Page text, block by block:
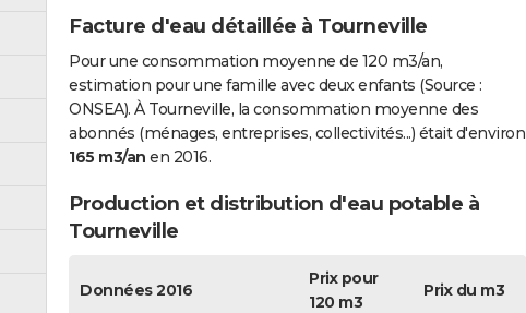
Facture d'eau détaillée à Tourneville
Pour une consommation moyenne de 120 m3/an,
estimation pour une famille avec deux enfants (Source :
ONSEA). À Tourneville, la consommation moyenne des
abonnés (ménages, entreprises, collectivités...) était d'environ
165 m3/an en 2016.
Production et distribution d'eau potable à
Tourneville
Données 2016
Prix pour
120 m3
Prix du m3